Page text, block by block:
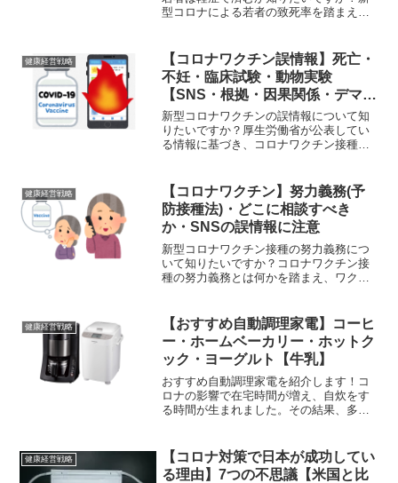
型コロナによる若者の致死率を踏まえ、
セージ等をご紹介！体調が悪く、もしや
コロナウイルス？などと不...
健康経営戦略
【コロナワクチン誤情報】死亡・
不妊・臨床試験・動物実験
【SNS・根拠・因果関係・デマ・
偽】
新型コロナワクチンの誤情報について知
りたいですか？厚生労働省が公表してい
る情報に基づき、コロナワクチン接種が
験の結果についての正しい情報を紹介し
ます。SNSのワクチン偽情...
健康経営戦略
【コロナワクチン】努力義務(予
防接種法)・どこに相談すべき
か・SNSの誤情報に注意
新型コロナワクチン接種の努力義務につ
いて知りたいですか？コロナワクチン接
種の努力義務とは何かを踏まえ、ワクチ
るSNSの誤情報に注意すべきである点を
学びたい方は必見です！...
健康経営戦略
【おすすめ自動調理家電】コーヒ
ー・ホームベーカリー・ホットク
ック・ヨーグルト【牛乳】
おすすめ自動調理家電を紹介します！コ
ロナの影響で在宅時間が増え、自炊をす
る時間が生まれました。その結果、多く
ませられるし、割安だということに気づ
いてしまいました。また自...
健康経営戦略
【コロナ対策で日本が成功してい
る理由】7つの不思議【米国と比